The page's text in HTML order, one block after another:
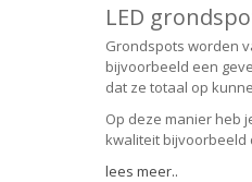
LED
Grondspots worden
bijvoorbeeld een
dat ze totaal op
Op deze manier heb
kwaliteit bijvoorbeeld
lees meer..